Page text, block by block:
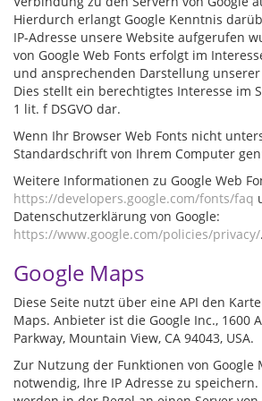
Hierdurch erlangt Google Kenntnis
IP-Adresse unsere Website aufgerufen
von Google Web Fonts erfolgt im
und ansprechenden Darstellung
Dies stellt ein berechtigtes Interesse im
1 lit. f DSGVO dar.
Wenn Ihr Browser Web Fonts nicht
Standardschrift von Ihrem Computer
Weitere Informationen zu Google Web
https://developers.google.com/fonts/faq
Datenschutzerklärung von Google:
https://www.google.com/policies/privacy/.
Google Maps
Diese Seite nutzt über eine API den
Maps. Anbieter ist die Google Inc., 1600
Parkway, Mountain View, CA 94043, USA.
Zur Nutzung der Funktionen von Google
notwendig, Ihre IP Adresse zu